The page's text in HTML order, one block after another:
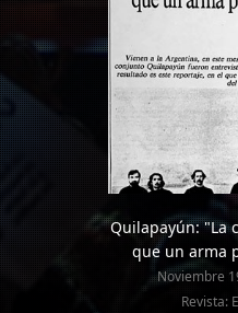
Quilapayún: "La
que un arma
Noviembre
Revista: